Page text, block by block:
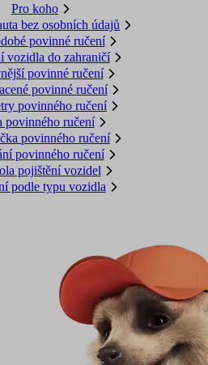
Pro koho
bez osobních údajů
povinné ručení
vozidla do zahraničí
povinné ručení
povinné ručení
povinného ručení
povinného ručení
povinného ručení
povinného ručení
pojištění vozidel
podle typu vozidla